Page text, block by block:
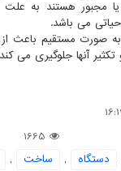
یا مجبور هستند به
می باشد.
به صورت مستقیم باعث
آنها جلوگیری می
1665
دستگاه , ساخت ,